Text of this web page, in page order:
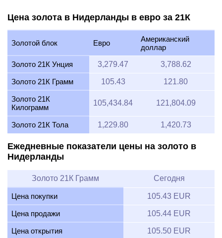
Цена золота в Нидерланды в евро за 21К
Золотой блок Евро
Американский
доллар
Золото 21К Унция
3,279.47 3,788.62
Золото 21К Грамм 105.43 121.80
Золото 21К
Килограмм
105,434.84 121,804.09
Золото 21К Тола 1,229.80 1,420.73
Ежедневные показатели цены на золото в
Нидерланды
Золото 21К Грамм Сегодня
Цена покупки 105.43 EUR
Цена продажи 105.44 EUR
Цена открытия 105.50 EUR